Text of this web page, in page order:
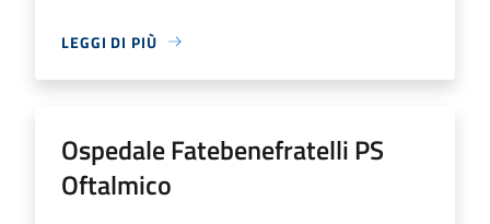
LEGGI DI PIÙ
Ospedale Fatebenefratelli PS
Oftalmico